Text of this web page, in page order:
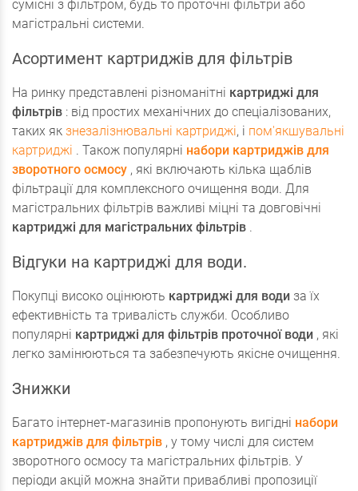
сумісні з фільтром, будь то проточні фільтри або
магістральні системи.
Асортимент картриджів для фільтрів
На ринку представлені різноманітні картриджі для
фільтрів : від простих механічних до спеціалізованих,
таких як знезалізнювальні картриджі, і пом'якшувальні
картриджі . Також популярні набори картриджів для
зворотного осмосу , які включають кілька щаблів
фільтрації для комплексного очищення води. Для
магістральних фільтрів важливі міцні та довговічні
картриджі для магістральних фільтрів .
Відгуки на картриджі для води.
Покупці високо оцінюють картриджі для води за їх
ефективність та тривалість служби. Особливо
популярні картриджі для фільтрів проточної води , які
легко замінюються та забезпечують якісне очищення.
Знижки
Багато інтернет-магазинів пропонують вигідні набори
картриджів для фільтрів , у тому числі для систем
зворотного осмосу та магістральних фільтрів. У
періоди акцій можна знайти привабливі пропозиції